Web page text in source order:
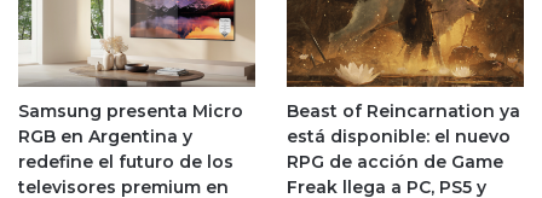
Samsung presenta Micro
RGB en Argentina y
redefine el futuro de los
televisores premium en
Beast of Reincarnation ya
está disponible: el nuevo
RPG de acción de Game
Freak llega a PC, PS5 y